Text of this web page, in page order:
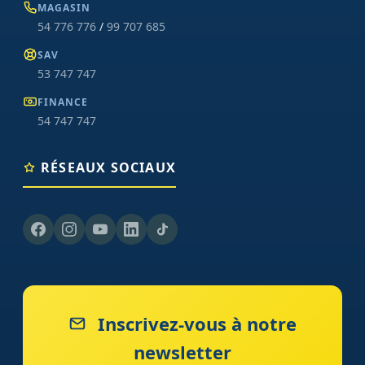
MAGASIN
54 776 776 / 99 707 685
SAV
53 747 747
FINANCE
54 747 747
RÉSEAUX SOCIAUX
Inscrivez-vous à notre
newsletter